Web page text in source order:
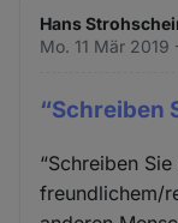
Hans
Mo. 11 Mär 2019
“Schreiben
“Schreiben
freundlichem/